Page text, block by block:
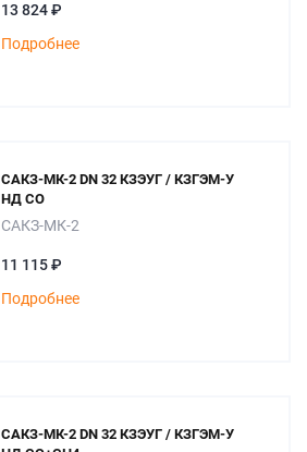
13 824 ₽
Подробнее
САКЗ-МК-2 DN 32 КЗЭУГ / КЗГЭМ-У
НД СО
САКЗ-МК-2
11 115 ₽
Подробнее
САКЗ-МК-2 DN 32 КЗЭУГ / КЗГЭМ-У